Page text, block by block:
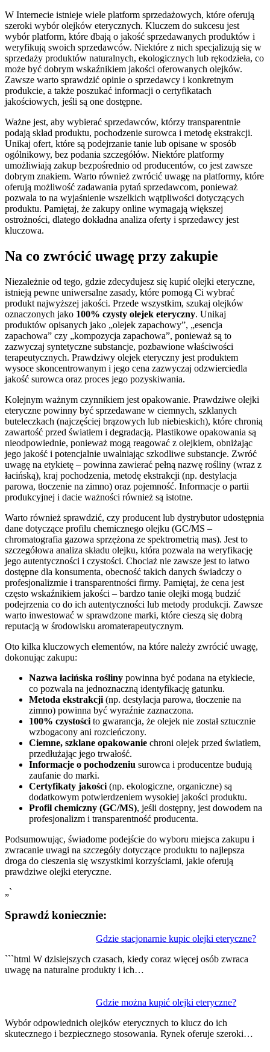
W Internecie istnieje wiele platform sprzedażowych, które oferują
szeroki wybór olejków eterycznych. Kluczem do sukcesu jest
wybór platform, które dbają o jakość sprzedawanych produktów i
weryfikują swoich sprzedawców. Niektóre z nich specjalizują się w
sprzedaży produktów naturalnych, ekologicznych lub rękodzieła, co
może być dobrym wskaźnikiem jakości oferowanych olejków.
Zawsze warto sprawdzić opinie o sprzedawcy i konkretnym
produkcie, a także poszukać informacji o certyfikatach
jakościowych, jeśli są one dostępne.
Ważne jest, aby wybierać sprzedawców, którzy transparentnie
podają skład produktu, pochodzenie surowca i metodę ekstrakcji.
Unikaj ofert, które są podejrzanie tanie lub opisane w sposób
ogólnikowy, bez podania szczegółów. Niektóre platformy
umożliwiają zakup bezpośrednio od producentów, co jest zawsze
dobrym znakiem. Warto również zwrócić uwagę na platformy, które
oferują możliwość zadawania pytań sprzedawcom, ponieważ
pozwala to na wyjaśnienie wszelkich wątpliwości dotyczących
produktu. Pamiętaj, że zakupy online wymagają większej
ostrożności, dlatego dokładna analiza oferty i sprzedawcy jest
kluczowa.
Na co zwrócić uwagę przy zakupie
Niezależnie od tego, gdzie zdecydujesz się kupić olejki eteryczne,
istnieją pewne uniwersalne zasady, które pomogą Ci wybrać
produkt najwyższej jakości. Przede wszystkim, szukaj olejków
oznaczonych jako 100% czysty olejek eteryczny. Unikaj
produktów opisanych jako „olejek zapachowy”, „esencja
zapachowa” czy „kompozycja zapachowa”, ponieważ są to
zazwyczaj syntetyczne substancje, pozbawione właściwości
terapeutycznych. Prawdziwy olejek eteryczny jest produktem
wysoce skoncentrowanym i jego cena zazwyczaj odzwierciedla
jakość surowca oraz proces jego pozyskiwania.
Kolejnym ważnym czynnikiem jest opakowanie. Prawdziwe olejki
eteryczne powinny być sprzedawane w ciemnych, szklanych
buteleczkach (najczęściej brązowych lub niebieskich), które chronią
zawartość przed światłem i degradacją. Plastikowe opakowania są
nieodpowiednie, ponieważ mogą reagować z olejkiem, obniżając
jego jakość i potencjalnie uwalniając szkodliwe substancje. Zwróć
uwagę na etykietę – powinna zawierać pełną nazwę rośliny (wraz z
łacińską), kraj pochodzenia, metodę ekstrakcji (np. destylacja
parowa, tłoczenie na zimno) oraz pojemność. Informacje o partii
produkcyjnej i dacie ważności również są istotne.
Warto również sprawdzić, czy producent lub dystrybutor udostępnia
dane dotyczące profilu chemicznego olejku (GC/MS –
chromatografia gazowa sprzężona ze spektrometrią mas). Jest to
szczegółowa analiza składu olejku, która pozwala na weryfikację
jego autentyczności i czystości. Chociaż nie zawsze jest to łatwo
dostępne dla konsumenta, obecność takich danych świadczy o
profesjonalizmie i transparentności firmy. Pamiętaj, że cena jest
często wskaźnikiem jakości – bardzo tanie olejki mogą budzić
podejrzenia co do ich autentyczności lub metody produkcji. Zawsze
warto inwestować w sprawdzone marki, które cieszą się dobrą
reputacją w środowisku aromaterapeutycznym.
Oto kilka kluczowych elementów, na które należy zwrócić uwagę,
dokonując zakupu:
Nazwa łacińska rośliny powinna być podana na etykiecie,
co pozwala na jednoznaczną identyfikację gatunku.
Metoda ekstrakcji (np. destylacja parowa, tłoczenie na
zimno) powinna być wyraźnie zaznaczona.
100% czystości to gwarancja, że olejek nie został sztucznie
wzbogacony ani rozcieńczony.
Ciemne, szklane opakowanie chroni olejek przed światłem,
przedłużając jego trwałość.
Informacje o pochodzeniu surowca i producentze budują
zaufanie do marki.
Certyfikaty jakości (np. ekologiczne, organiczne) są
dodatkowym potwierdzeniem wysokiej jakości produktu.
Profil chemiczny (GC/MS), jeśli dostępny, jest dowodem na
profesjonalizm i transparentność producenta.
Podsumowując, świadome podejście do wyboru miejsca zakupu i
zwracanie uwagi na szczegóły dotyczące produktu to najlepsza
droga do cieszenia się wszystkimi korzyściami, jakie oferują
prawdziwe olejki eteryczne.
„`
Sprawdź koniecznie:
Gdzie stacjonarnie kupic olejki eteryczne?
```html W dzisiejszych czasach, kiedy coraz więcej osób zwraca
uwagę na naturalne produkty i ich…
Gdzie można kupić olejki eteryczne?
Wybór odpowiednich olejków eterycznych to klucz do ich
skutecznego i bezpiecznego stosowania. Rynek oferuje szeroki…
wpisu